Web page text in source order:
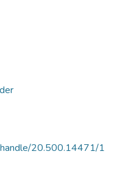
20.500.14471/1